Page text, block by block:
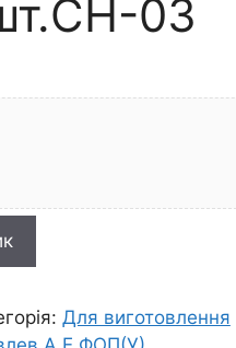
03
Для виготовлення